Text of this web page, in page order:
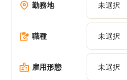
勤務地 未選択
職種 未選択
雇用形態 未選択